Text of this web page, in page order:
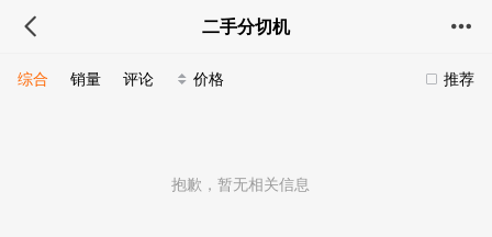
二手分切机
推荐
综合 销量 评论 价格
抱歉，暂无相关信息